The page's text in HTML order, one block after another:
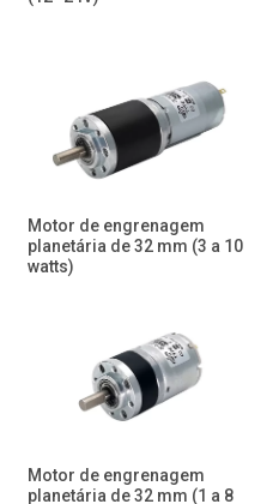
Motor de engrenagem
planetária de 32 mm (3 a 10
watts)
Motor de engrenagem
planetária de 32 mm (1 a 8